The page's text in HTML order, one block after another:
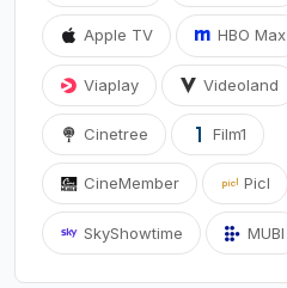
Apple TV HBO Max
Viaplay Videoland
Cinetree Film1
CineMember Picl
SkyShowtime MUBI